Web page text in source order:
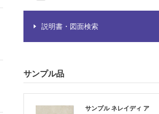
説明書・図面検索
サンプル品
サンプル ネレイディ ア